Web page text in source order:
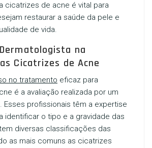
cicatrizes de acne é vital para
restaurar a saúde da pele e
de vida.
na
Cicatrizes de Acne
no tratamento eficaz para
é a avaliação realizada por um
Esses profissionais têm a expertise
identificar o tipo e a gravidade das
diversas classificações das
as mais comuns as cicatrizes